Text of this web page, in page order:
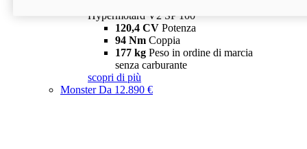
Hypermotard V2 SP 100
120,4 CV Potenza
94 Nm Coppia
177 kg Peso in ordine di marcia
senza carburante
scopri di più
MonsterDa 12.890 €